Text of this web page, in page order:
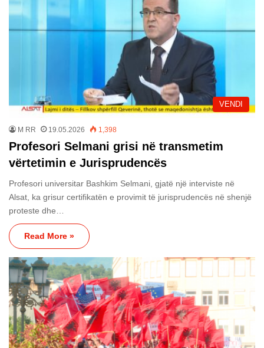
VENDI
M RR 19.05.2026 1,398
Profesori Selmani grisi në transmetim
vërtetimin e Jurisprudencës
Profesori universitar Bashkim Selmani, gjatë një interviste në
Alsat, ka grisur certifikatën e provimit të jurisprudencës në shenjë
proteste dhe…
Read More »